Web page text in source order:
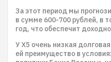
За этот период мы
в сумме 600-700 рублей, в
год, что обеспечит
У X5 очень низкая
ей преимущество в